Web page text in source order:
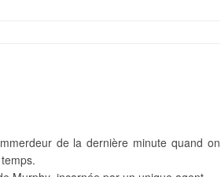
de la dernière minute quand on